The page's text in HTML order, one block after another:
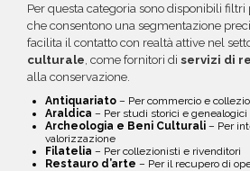
Per questa categoria sono disponibili filtri
che consentono una segmentazione
facilita il contatto con realtà attive nel
culturale , come fornitori di servizi di
alla conservazione.
Antiquariato – Per commercio e
Araldica – Per studi storici e genealogici
Archeologia e Beni Culturali – Per
valorizzazione
Filatelia – Per collezionisti e rivenditori
Restauro d’arte – Per il recupero di